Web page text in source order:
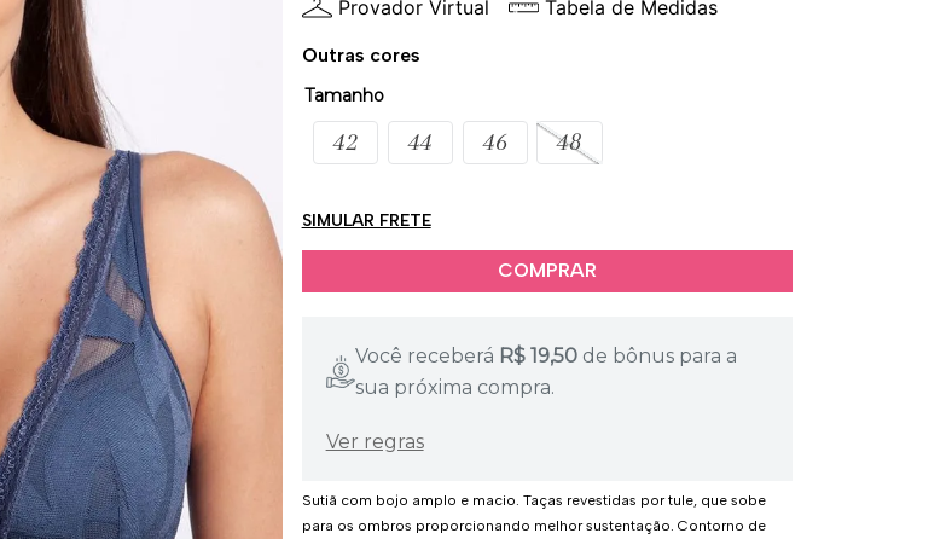
Provador Virtual Tabela de Medidas
Outras cores
Tamanho
42 44 46 48
SIMULAR FRETE
Você receberá R$ 19,50 de bônus para a
sua próxima compra.
Ver regras
Sutiã com bojo amplo e macio. Taças revestidas por tule, que sobe
para os ombros proporcionando melhor sustentação. Contorno de